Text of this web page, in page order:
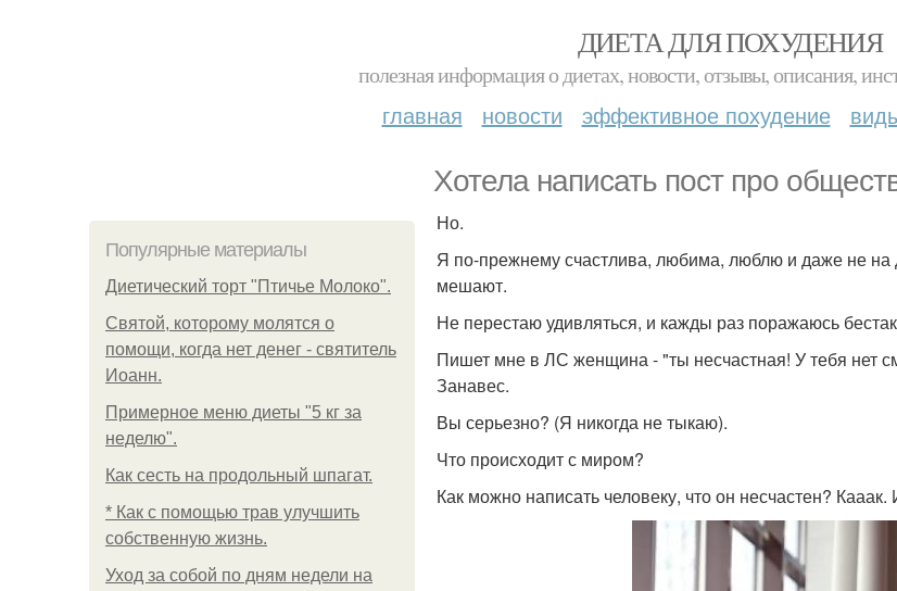
ДИЕТА ДЛЯ ПОХУДЕНИЯ
полезная информация о диетах, новости, отзывы, описания,
главная новости эффективное похудение
Хотела написать пост про
Популярные материалы
Диетический торт "Птичье Молоко".
Святой, которому молятся о
помощи, когда нет денег - святитель
Иоанн.
Примерное меню диеты "5 кг за
неделю".
Как сесть на продольный шпагат.
* Как с помощью трав улучшить
собственную жизнь.
Уход за собой по дням недели на
Но.
Я по-прежнему счастлива, любима, люблю и даже не на
мешают.
Не перестаю удивляться, и кажды раз поражаюсь
Пишет мне в ЛС женщина - "ты несчастная! У тебя нет
Занавес.
Вы серьезно? (Я никогда не тыкаю).
Что происходит с миром?
Как можно написать человеку, что он несчастен? Кааак.